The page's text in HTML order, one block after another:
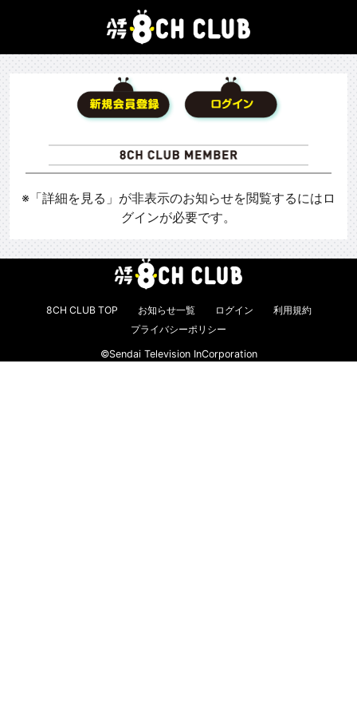
※「詳細を見る」が非表示のお知らせを閲覧するにはロ
グインが必要です。
8CH CLUB TOP お知らせ一覧 ログイン
利用規約
プライバシーポリシー
©Sendai Television InCorporation